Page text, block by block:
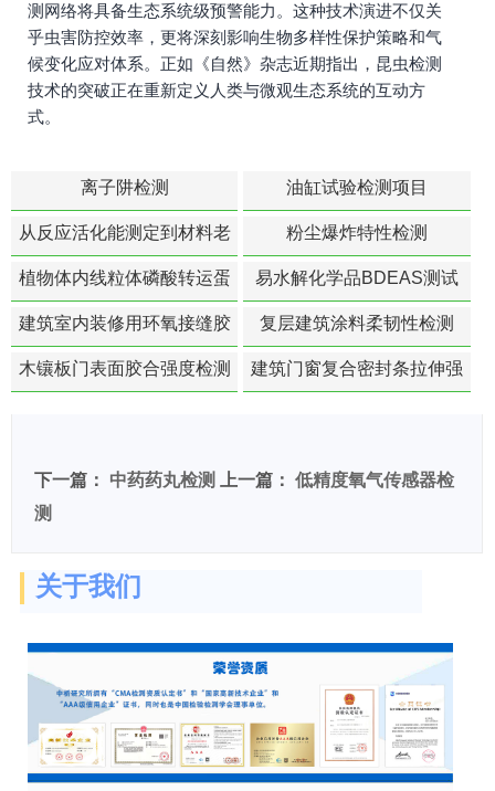
测网络将具备生态系统级预警能力。这种技术演进不仅关
乎虫害防控效率，更将深刻影响生物多样性保护策略和气
候变化应对体系。正如《自然》杂志近期指出，昆虫检测
技术的突破正在重新定义人类与微观生态系统的互动方
式。
离子阱检测 油缸试验检测项目
从反应活化能测定到材料老
化寿命预测的经典模型
粉尘爆炸特性检测
植物体内线粒体磷酸转运蛋
白活性检测
易水解化学品BDEAS测试
建筑室内装修用环氧接缝胶
苯含量检测
复层建筑涂料柔韧性检测
木镶板门表面胶合强度检测
建筑门窗复合密封条拉伸强
下一篇： 中药药丸检测 上一篇： 低精度氧气传感器检
测
关于我们